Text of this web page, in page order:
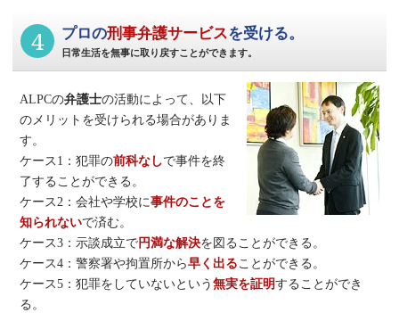
4 プロの刑事弁護サービスを受ける。
日常生活を無事に取り戻すことができます。
ALPCの弁護士の活動によって、以下
のメリットを受けられる場合がありま
す。
ケース1：犯罪の前科なしで事件を終
了することができる。
ケース2：会社や学校に事件のことを
知られないで済む。
ケース3：示談成立で円満な解決を図ることができる。
ケース4：警察署や拘置所から早く出ることができる。
ケース5：犯罪をしていないという無実を証明することができ
る。